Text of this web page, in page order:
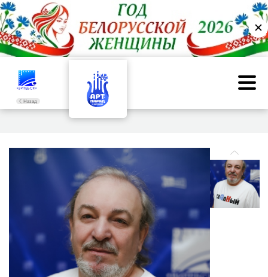
✕
Назад